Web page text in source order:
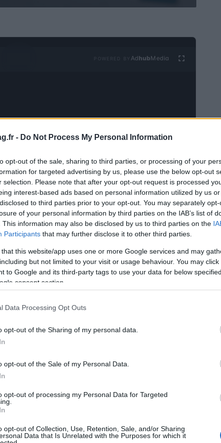
- Do Not Process My Personal Information
opt-out of the sale, sharing to third parties, or processing of your
for targeted advertising by us, please use the below opt-out
selection. Please note that after your opt-out request is processed
interest-based ads based on personal information utilized by us
to third parties prior to your opt-out. You may separately
of your personal information by third parties on the IAB’s list of
This information may also be disclosed by us to third parties on the
Participants that may further disclose it to other third parties.
that this website/app uses one or more Google services and may
but not limited to your visit or usage behaviour. You may
to Google and its third-party tags to use your data for below
consent section.
Data Processing Opt Outs
opt-out of the Sharing of my personal data.
opt-out of the Sale of my Personal Data.
opt-out of processing my Personal Data for Targeted
opt-out of Collection, Use, Retention, Sale, and/or Sharing
Data that Is Unrelated with the Purposes for which it
Ad hubMedia
d’échanges cryptographiques.
quelque chose de plus centralisé, vous ne pouvez
un moment ou à un autre.C’est pourquoi il est bon
celui qui vous convient le mieux.
Digifinex, dans cet article.Le but est d’exposer
caractéristiques que vous ne connaissez peut-
en mesure de prendre une décision éclairée quant
d’acheter, de vendre, d’échanger, d’enregistrer
termes, il s’agit d’un échange cryptographique.
de l’Est, et a actuellement son siège social à
100 premiers échanges cryptographiques au
de dollars.